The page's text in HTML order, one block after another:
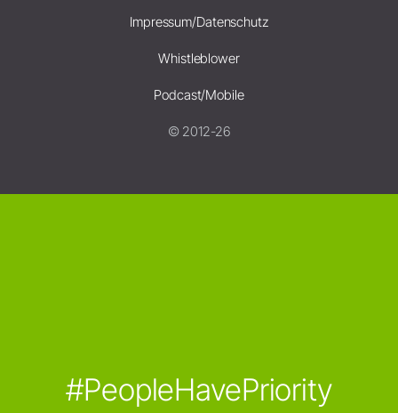
Impressum/Datenschutz
Whistleblower
Podcast/Mobile
© 2012-26
#PeopleHavePriority